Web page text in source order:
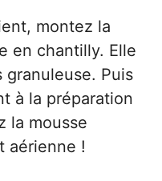
montez la
en chantilly. Elle
granuleuse. Puis
à la préparation
la mousse
aérienne !